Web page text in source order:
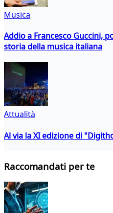
Musica
Addio a Francesco Guccini,
storia della musica italiana
Attualità
Al via la XI edizione di
Raccomandati per te